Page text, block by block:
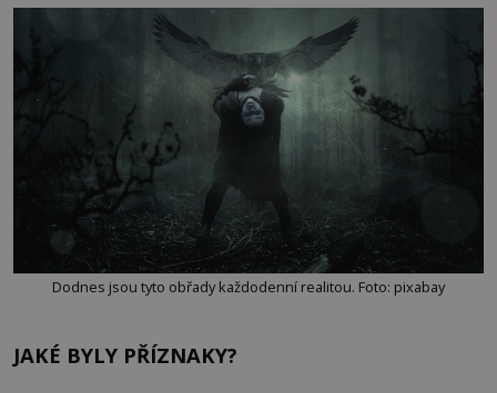
Dodnes jsou tyto obřady každodenní realitou. Foto: pixabay
JAKÉ BYLY PŘÍZNAKY?